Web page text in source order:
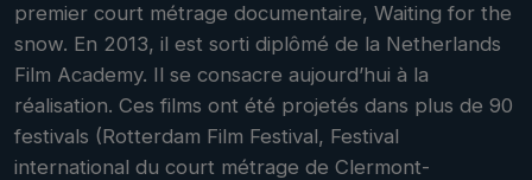
premier court métrage documentaire, Waiting for the
snow. En 2013, il est sorti diplômé de la Netherlands
Film Academy. Il se consacre aujourd’hui à la
réalisation. Ces films ont été projetés dans plus de 90
festivals (Rotterdam Film Festival, Festival
international du court métrage de Clermont-